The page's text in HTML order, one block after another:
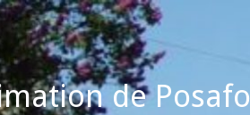
de Posafol